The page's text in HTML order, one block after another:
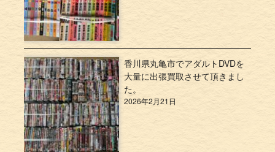
香川県丸亀市でアダルトDVDを
大量に出張買取させて頂きまし
た。
2026年2月21日